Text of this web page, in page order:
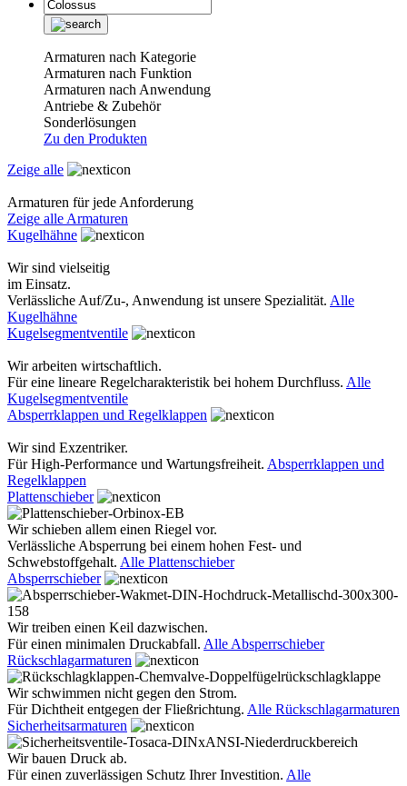
Armaturen nach Kategorie
Armaturen nach Funktion
Armaturen nach Anwendung
Antriebe & Zubehör
Sonderlösungen
Zu den Produkten
Zeige alle
Armaturen für jede Anforderung
Zeige alle Armaturen
Kugelhähne
Wir sind vielseitig
im Einsatz.
Verlässliche Auf/Zu-, Anwendung ist unsere Spezialität. Alle
Kugelhähne
Kugelsegmentventile
Wir arbeiten wirtschaftlich.
Für eine lineare Regelcharakteristik bei hohem Durchfluss. Alle
Kugelsegmentventile
Absperrklappen und Regelklappen
Wir sind Exzentriker.
Für High-Performance und Wartungsfreiheit. Absperrklappen und
Regelklappen
Plattenschieber
Wir schieben allem einen Riegel vor.
Verlässliche Absperrung bei einem hohen Fest- und
Schwebstoffgehalt. Alle Plattenschieber
Absperrschieber
Wir treiben einen Keil dazwischen.
Für einen minimalen Druckabfall. Alle Absperrschieber
Rückschlagarmaturen
Wir schwimmen nicht gegen den Strom.
Für Dichtheit entgegen der Fließrichtung. Alle Rückschlagarmaturen
Sicherheitsarmaturen
Wir bauen Druck ab.
Für einen zuverlässigen Schutz Ihrer Investition. Alle